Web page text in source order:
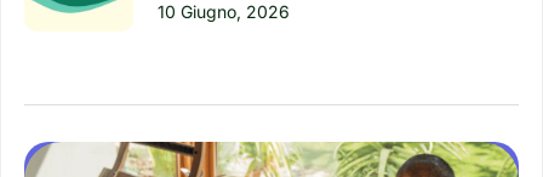
10 Giugno, 2026